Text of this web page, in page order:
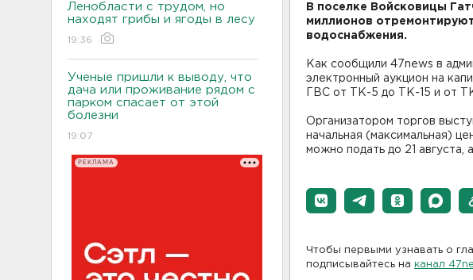
Ленобласти с трудом, но
находят грибы и ягоды в лесу
19:36
Ученые пришли к выводу, что
дача или проживание рядом с
парком спасает от этой
болезни
19:07
РЕКЛАМА
В поселке Войсковицы
миллионов
водоснабжения.
Как сообщили 47news в
электронный аукцион на
ГВС от ТК-5 до ТК-15 и от
Организатором торгов
начальная (максимальная)
можно подать до 21 августа,
Чтобы первыми узнавать о
подписывайтесь на канал